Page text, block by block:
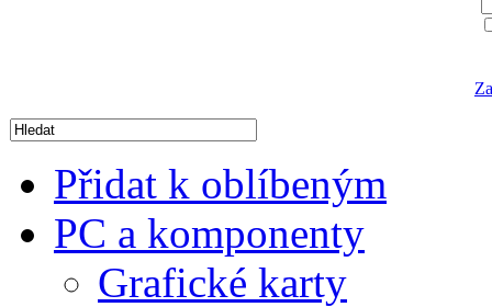
Přidat k oblíbeným
PC a komponenty
Grafické karty